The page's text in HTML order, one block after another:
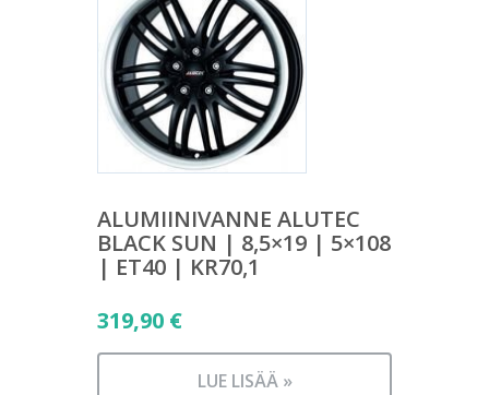
ALUMIINIVANNE ALUTEC
BLACK SUN | 8,5×19 | 5×108
| ET40 | KR70,1
319,90 €
LUE LISÄÄ »